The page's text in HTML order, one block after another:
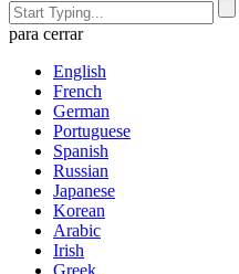
para cerrar
English
French
German
Portuguese
Spanish
Russian
Japanese
Korean
Arabic
Irish
Greek